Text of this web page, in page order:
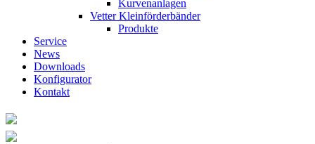
Kurvenanlagen
Vetter Kleinförderbänder
Produkte
Service
News
Downloads
Konfigurator
Kontakt